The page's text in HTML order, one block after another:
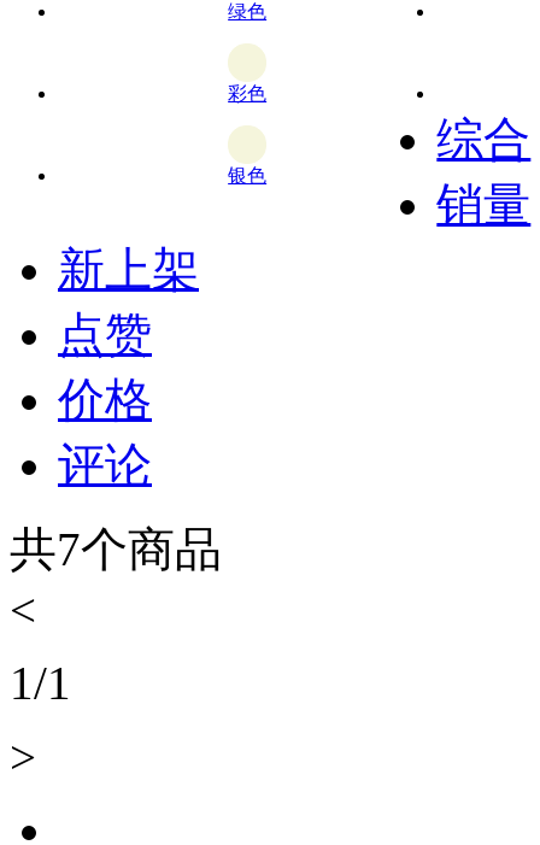
绿色
彩色
银色
综合
销量
新上架
点赞
价格
评论
共7个商品
<
1/1
>